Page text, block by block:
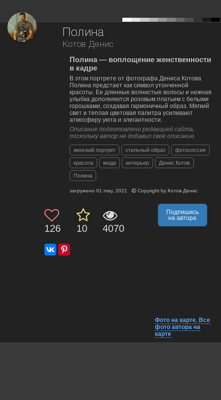
Полина
Котов Денис
Полина — воплощение женственности
в кадре
В этом портрете от фотографа Дениса Котова
Полина предстает как символ утонченной
красоты. Ее длинные волнистые волосы и нежная
улыбка дополняются розовым платьем с белыми
горошками, создавая гармоничный образ. Мягкий
свет и теплая цветовая палитра усиливают
атмосферу уюта и элегантности.
Описание подготовлено редакцией сайта,
поскольку автор не добавил своё описание.
женский портрет стильный образ фотосессия
красота мода интерьер Денис Котов
Полина
загружено 01 may, 2021 Copyright by Котов Денис
126 10 4070
Подпишись
на автора
Фото на карте, Все
фото автора на
карте